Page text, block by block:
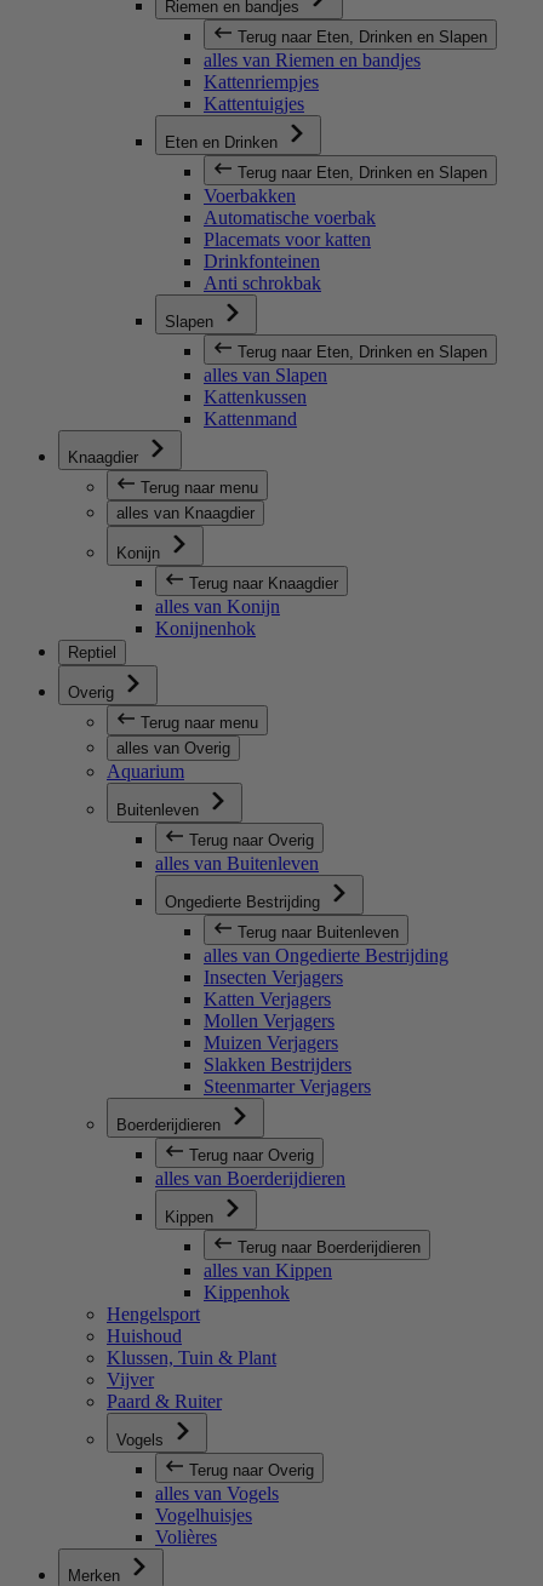
Riemen en bandjes
Terug naar Eten, Drinken en Slapen
alles van Riemen en bandjes
Kattenriempjes
Kattentuigjes
Eten en Drinken
Terug naar Eten, Drinken en Slapen
Voerbakken
Automatische voerbak
Placemats voor katten
Drinkfonteinen
Anti schrokbak
Slapen
Terug naar Eten, Drinken en Slapen
alles van Slapen
Kattenkussen
Kattenmand
Knaagdier
Terug naar menu
alles van Knaagdier
Konijn
Terug naar Knaagdier
alles van Konijn
Konijnenhok
Reptiel
Overig
Terug naar menu
alles van Overig
Aquarium
Buitenleven
Terug naar Overig
alles van Buitenleven
Ongedierte Bestrijding
Terug naar Buitenleven
alles van Ongedierte Bestrijding
Insecten Verjagers
Katten Verjagers
Mollen Verjagers
Muizen Verjagers
Slakken Bestrijders
Steenmarter Verjagers
Boerderijdieren
Terug naar Overig
alles van Boerderijdieren
Kippen
Terug naar Boerderijdieren
alles van Kippen
Kippenhok
Hengelsport
Huishoud
Klussen, Tuin & Plant
Vijver
Paard & Ruiter
Vogels
Terug naar Overig
alles van Vogels
Vogelhuisjes
Volières
Merken